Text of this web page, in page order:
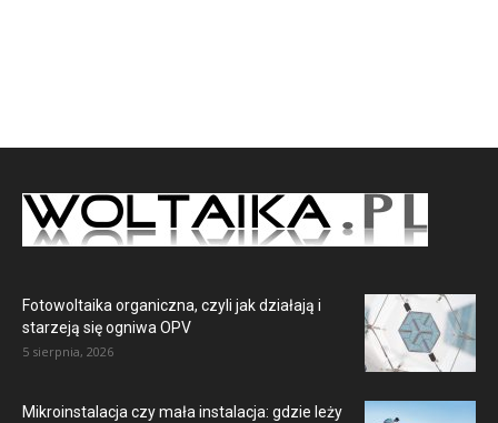
Fotowoltaika organiczna, czyli jak działają i
starzeją się ogniwa OPV
5 sierpnia, 2026
Mikroinstalacja czy mała instalacja: gdzie leży